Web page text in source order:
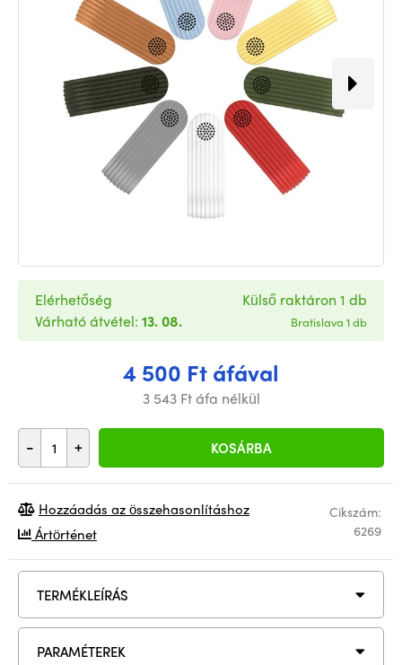
4 500 Ft áfával
3 543 Ft áfa nélkül
- + KOSÁRBA
Elérhetőség
Várható átvétel: 13. 08.
Külső raktáron 1 db
Bratislava 1 db
Cikszám:
6269
Hozzáadás az összehasonlításhoz
Ártörténet
TERMÉKLEÍRÁS
PARAMÉTEREK